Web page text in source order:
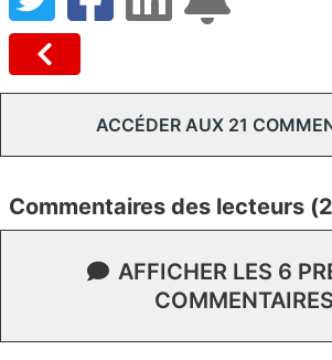
ACCÉDER AUX 21
Commentaires des lecteurs
AFFICHER LES 6